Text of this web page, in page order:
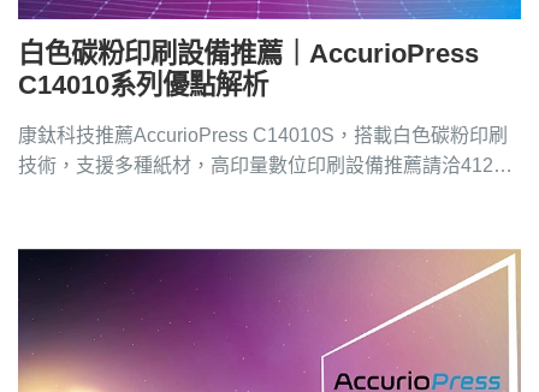
白色碳粉印刷設備推薦｜AccurioPress
C14010系列優點解析
康鈦科技推薦AccurioPress C14010S，搭載白色碳粉印刷
技術，支援多種紙材，高印量數位印刷設備推薦請洽4128-